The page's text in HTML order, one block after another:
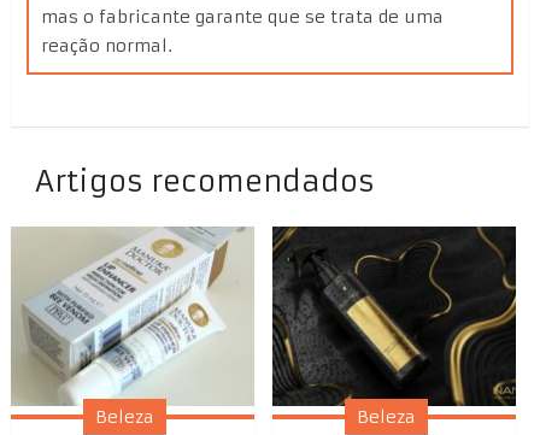
mas o fabricante garante que se trata de uma
reação normal.
Artigos recomendados
Beleza Beleza